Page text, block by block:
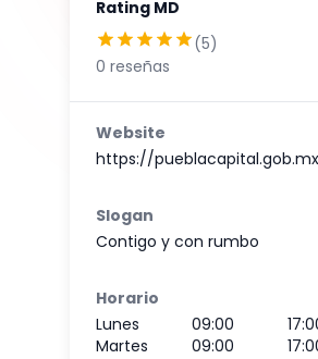
Rating MD
(5 )
0 reseñas
Website
https://
Slogan
Contigo y con rumbo
Horario
Lunes
09:00
Martes
09:00